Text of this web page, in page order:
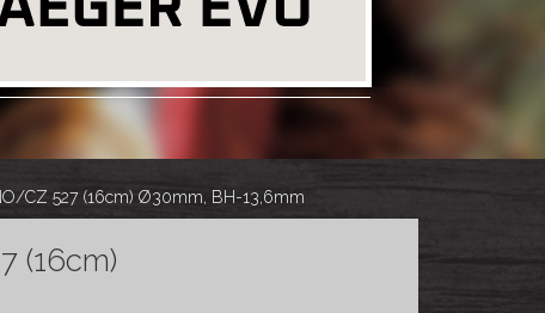
CZ 527 (16cm) Ø30mm, BH-13,6mm
(16cm)